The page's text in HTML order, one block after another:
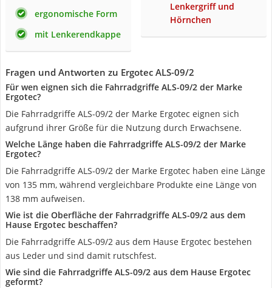
ergonomische Form
mit Lenkerendkappe
Lenkergriff und
Hörnchen
Fragen und Antworten zu Ergotec ALS-09/2
Für wen eignen sich die Fahrradgriffe ALS-09/2 der Marke
Ergotec?
Die Fahrradgriffe ALS-09/2 der Marke Ergotec eignen sich
aufgrund ihrer Größe für die Nutzung durch Erwachsene.
Welche Länge haben die Fahrradgriffe ALS-09/2 der Marke
Ergotec?
Die Fahrradgriffe ALS-09/2 der Marke Ergotec haben eine Länge
von 135 mm, während vergleichbare Produkte eine Länge von
138 mm aufweisen.
Wie ist die Oberfläche der Fahrradgriffe ALS-09/2 aus dem
Hause Ergotec beschaffen?
Die Fahrradgriffe ALS-09/2 aus dem Hause Ergotec bestehen
aus Leder und sind damit rutschfest.
Wie sind die Fahrradgriffe ALS-09/2 aus dem Hause Ergotec
geformt?